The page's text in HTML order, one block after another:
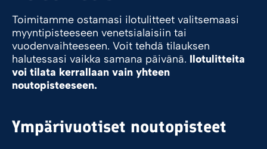
Tutustu ohjeisiimme
Toimitamme ostamasi ilotulitteet valitsemaasi
myyntipisteeseen venetsialaisiin tai
vuodenvaihteeseen. Voit tehdä tilauksen
halutessasi vaikka samana päivänä. Ilotulitteita
voi tilata kerrallaan vain yhteen
noutopisteeseen.
Ympärivuotiset noutopisteet